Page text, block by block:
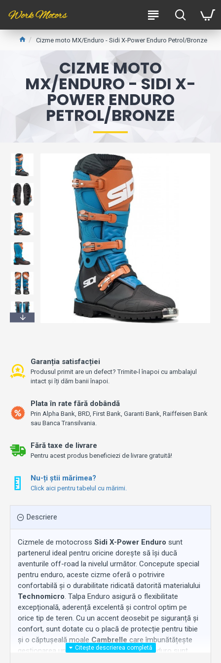
Cizme moto MX/Enduro - Sidi X-Power Enduro Petrol/Bronze
CIZME MOTO
MX/ENDURO - SIDI X-
POWER ENDURO
PETROL/BRONZE
Fără taxe de livrare
Pentru acest produs beneficiezi de livrare gratuită!
Garanția satisfacției
Produsul primit are un defect? Trimite-l înapoi cu ambalajul
intact și îți dăm banii înapoi.
Plata în rate fără dobândă
Prin Alpha Bank, BRD, First Bank, Garanti Bank, Raiffeisen Bank
sau Banca Transilvania.
Nu-ți știi mărimea?
Click aici pentru tabelul cu mărimi.
Descriere
Cizmele de motocross Sidi X-Power Enduro sunt
partenerul ideal pentru oricine dorește să își ducă
aventurile off-road la nivelul următor. Concepute special
pentru enduro, aceste cizme oferă o potrivire
confortabilă și o durabilitate ridicată datorită materialului
Technomicro. Talpa Enduro asigură o flexibilitate
excepțională, aderență excelentă și control optim pe
orice tip de teren. Cu un accent deosebit pe siguranță și
confort, sunt dotate cu o placă de protecție pentru tibie
și o căptușeală moale Cambrelle care îmbunătățește
gestionarea umidității. Cizmele X-Power Enduro sunt